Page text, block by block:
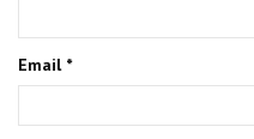
Email *